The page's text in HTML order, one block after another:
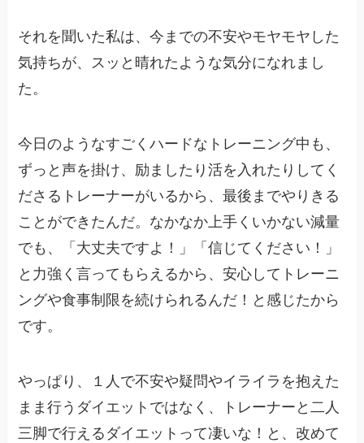
それを聞いた私は、今までの不安やモヤモヤした
気持ちが、スッと晴れたような気分になれまし
た。
今日のようなすごくハードなトレーニング中も、
ずっと声を掛け、励ましたり活を入れたりしてく
ださるトレーナーがいるから、最後までやりきる
ことができたんだ。なかなか上手くいかない減量
でも、「大丈夫ですよ！」「信じてください！」
と力強く言ってもらえるから、安心してトレーニ
ングや食事制限を続けられるんだ！と感じたから
です。
やっぱり、１人で不安や疑問やイライラを抱えた
まま行うダイエットではなく、トレーナーと二人
三脚で行えるダイエットって凄いな！と、改めて